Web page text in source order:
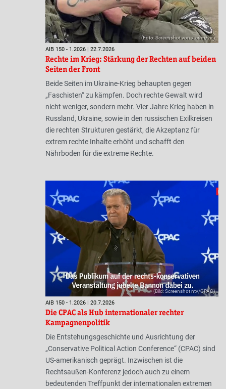
(Foto: Screenshot von x.com/vic)
AIB 150 - 1.2026 | 22.7.2026
Rechte im Krieg: Stärkung der Rechten auf beiden
Seiten der Front
Beide Seiten im Ukraine-Krieg behaupten gegen
„Faschisten“ zu kämpfen. Doch rechte Gewalt wird
nicht weniger, sondern mehr. Vier Jahre Krieg haben in
Russland, Ukraine, sowie in den russischen Exilkreisen
die rechten Strukturen gestärkt, die Akzeptanz für
extrem rechte Inhalte erhöht und schafft den
Nährboden für die extreme Rechte.
(Bild: Screenshot ntv/CPAC)
AIB 150 - 1.2026 | 20.7.2026
Die CPAC als Hub internationaler rechter
Kampagnenpolitik
Die Entstehungsgeschichte und Ausrichtung der
„Conservative Political Action Conference“ (CPAC) sind
US-amerikanisch geprägt. Inzwischen ist die
Rechtsaußen-Konferenz jedoch auch zu einem
bedeutenden Treffpunkt der internationalen extremen